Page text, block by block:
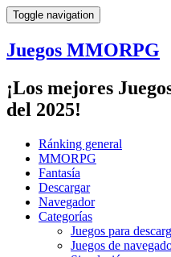
Toggle navigation
Juegos MMORPG
¡Los mejores
del 2025!
Ránking general
MMORPG
Fantasía
Descargar
Navegador
Categorías
Juegos para
Juegos de